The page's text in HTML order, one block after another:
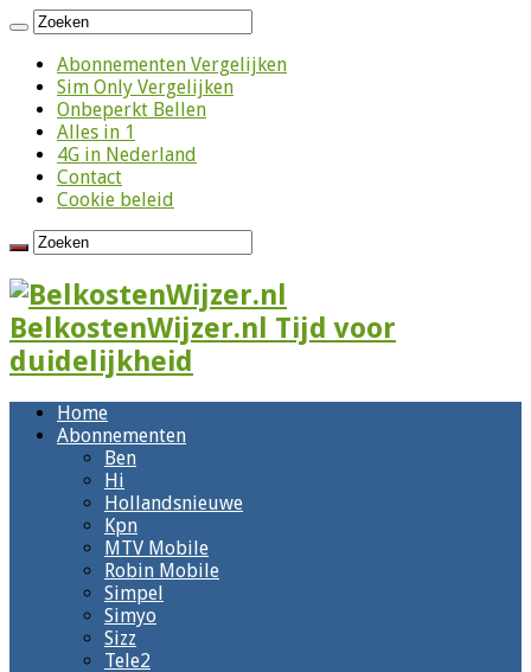
Abonnementen Vergelijken
Sim Only Vergelijken
Onbeperkt Bellen
Alles in 1
4G in Nederland
Contact
Cookie beleid
BelkostenWijzer.nl Tijd voor
duidelijkheid
Home
Abonnementen
Ben
Hi
Hollandsnieuwe
Kpn
MTV Mobile
Robin Mobile
Simpel
Simyo
Sizz
Tele2